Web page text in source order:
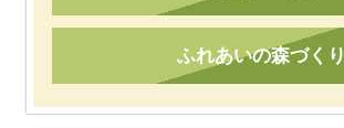
ふれあいの森づくり